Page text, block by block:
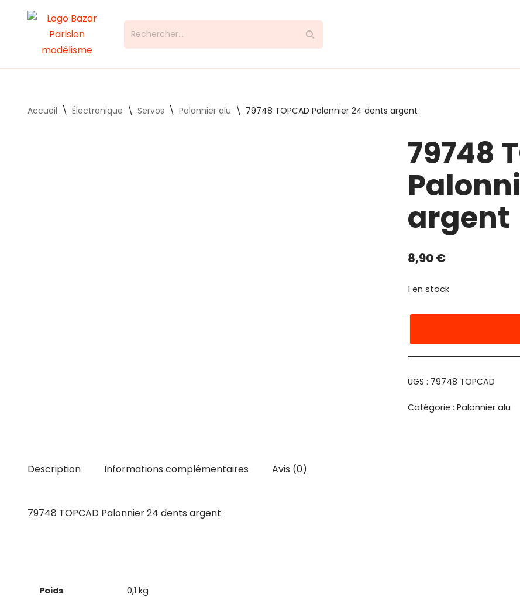
Accueil \ Électronique \ Servos \ Palonnier alu \ 79748 TOPCAD Palonnier 24 dents argent
79748
argent
8,90€
1 en stock
UGS : 79748 TOPCAD
Catégorie : Palonnier alu
Description Informations complémentaires Avis (0)
79748 TOPCAD Palonnier 24 dents argent
Poids 0,1 kg